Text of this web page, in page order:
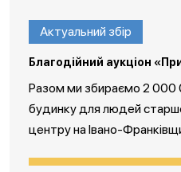
Актуальний збір
Благодійний аукціон
Разом ми збираємо 2 000
будинку для людей
центру на Івано-